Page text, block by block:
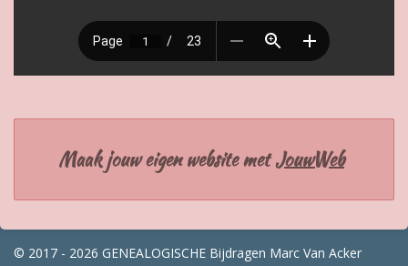
Maak jouw eigen website met JouwWeb
© 2017 - 2026 GENEALOGISCHE Bijdragen Marc Van Acker